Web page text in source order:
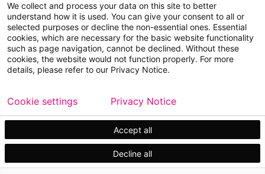
Whistleblower-työkalu
Copyright © 2026 Metso
Sivukartta
Käyttöehdot
Tietosuoja Tavaramerkit
We collect and process your data on this site to better
understand how it is used. You can give your consent to all or
selected purposes or decline the non-essential ones. Essential
cookies, which are necessary for the basic website functionality
such as page navigation, cannot be declined. Without these
cookies, the website would not function properly. For more
details, please refer to our Privacy Notice.
Accept all
Decline all
Cookie settings Privacy Notice